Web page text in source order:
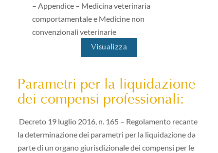
– Appendice – Medicina veterinaria
comportamentale e Medicine non
convenzionali veterinarie
Visualizza
Parametri per la liquidazione
dei compensi professionali:
Decreto 19 luglio 2016, n. 165 – Regolamento recante
la determinazione dei parametri per la liquidazione da
parte di un organo giurisdizionale dei compensi per le